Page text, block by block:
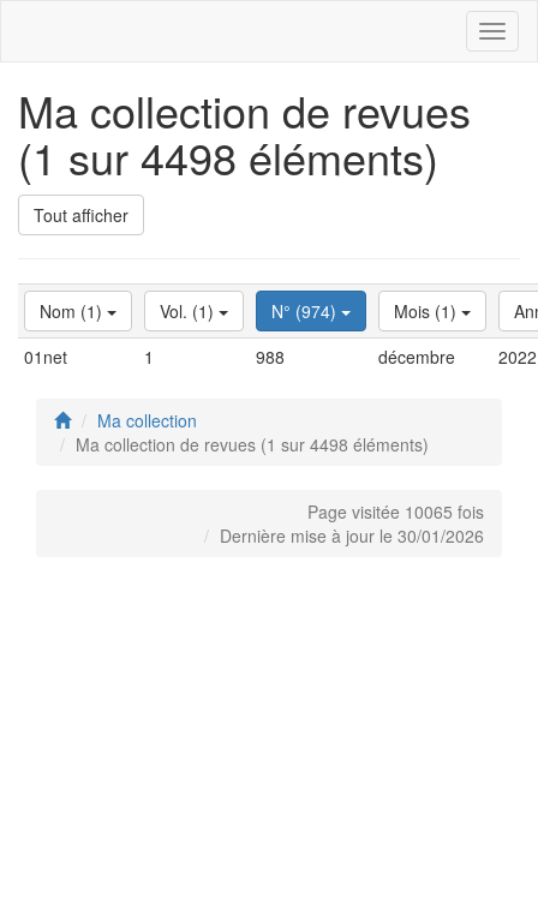
Ma collection de revues
(1 sur 4498 éléments)
Tout afficher
Nom (1) Vol. (1) N° (974) Mois (1)
01net
1 988 décembre 2022
Ma collection
Ma collection de revues (1 sur 4498 éléments)
Page visitée 10065 fois
Dernière mise à jour le 30/01/2026